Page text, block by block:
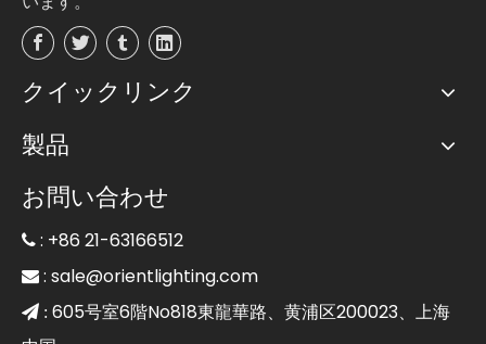
クイックリンク
製品
お問い合わせ
 : +86 21-63166512
 : sale@orientlighting.com
 : 605号室6階No818東龍華路、黄浦区200023、上海